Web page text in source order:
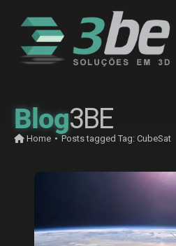
Blog3BE
Home • Posts tagged Tag: CubeSat